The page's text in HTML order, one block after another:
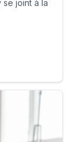
se joint à la